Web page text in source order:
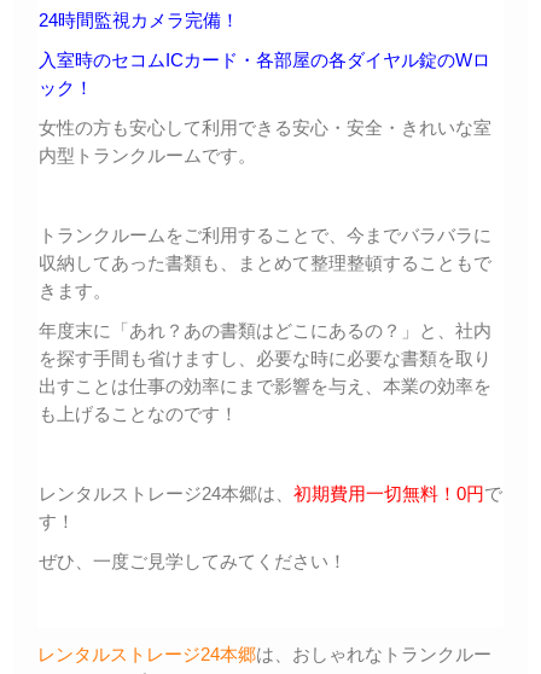
24時間監視カメラ完備！
入室時のセコムICカード・各部屋の各ダイヤル錠のWロ
ック！
女性の方も安心して利用できる安心・安全・きれいな室
内型トランクルームです。
トランクルームをご利用することで、今までバラバラに
収納してあった書類も、まとめて整理整頓することもで
きます。
年度末に「あれ？あの書類はどこにあるの？」と、社内
を探す手間も省けますし、必要な時に必要な書類を取り
出すことは仕事の効率にまで影響を与え、本業の効率を
も上げることなのです！
レンタルストレージ24本郷は、 初期費用一切無料！0円で
す！
ぜひ、一度ご見学してみてください！
レンタルストレージ24本郷は、おしゃれなトランクルー